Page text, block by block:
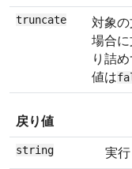
truncate 対象
場合
り詰
値は
戻り値
string 実